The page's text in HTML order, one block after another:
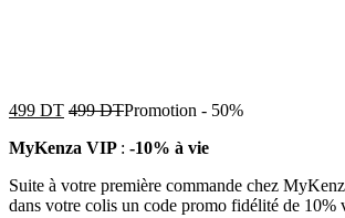
499 DT 499DTPromotion - 50%
MyKenza VIP : -10% à vie
Suite à votre première commande chez
dans votre colis un code promo fidélité de 10%